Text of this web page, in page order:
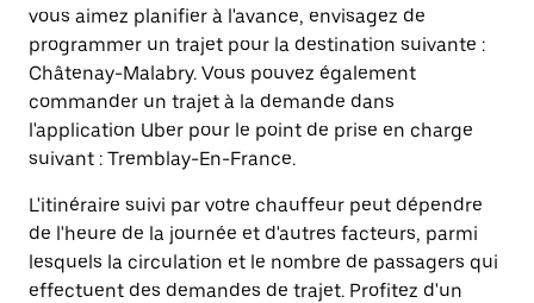
vous aimez planifier à l'avance, envisagez de
programmer un trajet pour la destination suivante :
Châtenay-Malabry. Vous pouvez également
commander un trajet à la demande dans
l'application Uber pour le point de prise en charge
suivant : Tremblay-En-France.
L'itinéraire suivi par votre chauffeur peut dépendre
de l'heure de la journée et d'autres facteurs, parmi
lesquels la circulation et le nombre de passagers qui
effectuent des demandes de trajet. Profitez d'un